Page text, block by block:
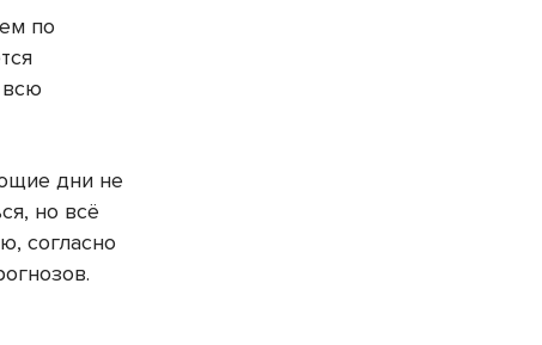
по
всю
дни не
но всё
согласно